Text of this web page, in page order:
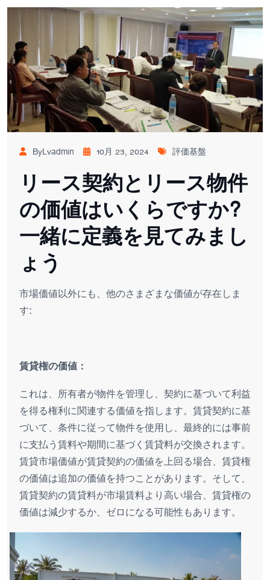
ByLvadmin 10月 23, 2024 評価基盤
リース契約とリース物件
の価値はいくらですか?
一緒に定義を見てみまし
ょう
市場価値以外にも、他のさまざまな価値が存在しま
す:
賃貸権の価値：
これは、所有者が物件を管理し、契約に基づいて利益
を得る権利に関連する価値を指します。賃貸契約に基
づいて、条件に従って物件を使用し、最終的には事前
に支払う賃料や期間に基づく賃貸料が交換されます。
賃貸市場価値が賃貸契約の価値を上回る場合、賃貸権
の価値は追加の価値を持つことがあります。そして、
賃貸契約の賃貸料が市場賃料より高い場合、賃貸権の
価値は減少するか、ゼロになる可能性もあります。